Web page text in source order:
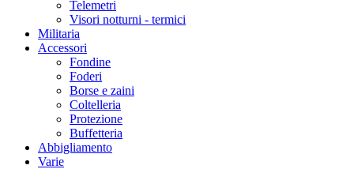
Telemetri
Visori notturni - termici
Militaria
Accessori
Fondine
Foderi
Borse e zaini
Coltelleria
Protezione
Buffetteria
Abbigliamento
Varie